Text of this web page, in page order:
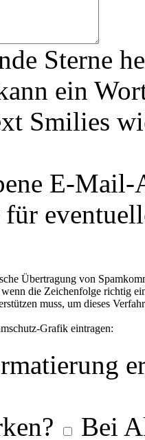
Sterne
ein
Smilies
E-
für
Übertragung von
die Zeichenfolge richtig
muss, um dieses
Grafik eintragen:
Bei